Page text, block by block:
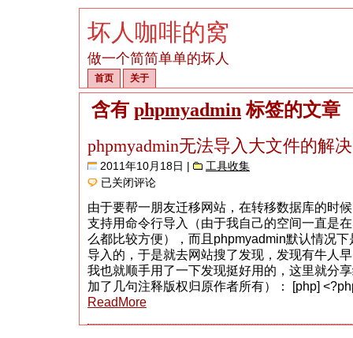
坏人咖啡的窝
做一个简简单单的坏人
首页 关于
含有 phpmyadmin 标签的文章
phpmyadmin无法导入大文件的解
2011年10月18日 | 工具收集
phpmyadmin
无
法
导
入
大
文
件
的
解
办
已关闭评论
由于要帮一朋友迁移网站，在转移数据库的时
支持用命令行导入（由于我自己的空间一直是
么都比较方便），而且phpmyadmin默认情况
导入的，于是就去网站搜了发现，发现有牛人
我也就顺手用了一下发现挺好用的，这里就分
加了几句注释版权归原作者所有）： [php]
ReadMore